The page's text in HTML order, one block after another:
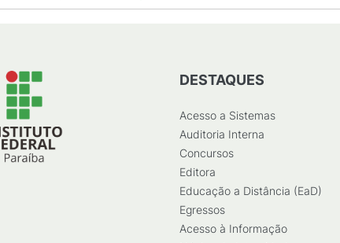
DESTAQUES
Acesso a Sistemas
Auditoria Interna
Concursos
Editora
Educação a Distância (EaD)
Egressos
Acesso à Informação